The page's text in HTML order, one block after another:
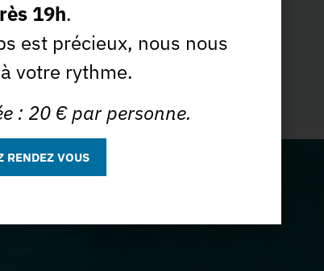
plus
Décolorations teintures
19h.
est précieux, nous nous
votre rythme.
: 20 € par personne.
RENDEZ VOUS